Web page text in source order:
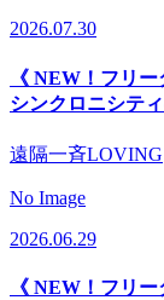
2026.07.30
《 NEW！フリ
シンクロニシティ
遠隔一斉LOVING
No Image
2026.06.29
《 NEW！フリ